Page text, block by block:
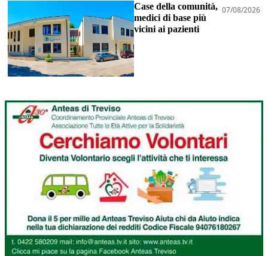
Case della comunità,
medici di base più
vicini ai pazienti
07/08/2026